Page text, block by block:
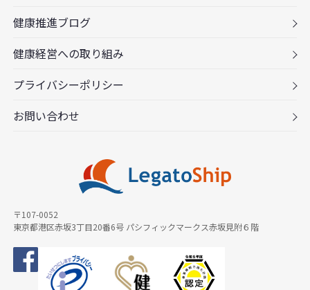
〒107-0052
東京都港区赤坂3丁目20番6号 パシフィックマークス赤坂見附６階
健康推進ブログ
健康経営への取り組み
プライバシーポリシー
お問い合わせ